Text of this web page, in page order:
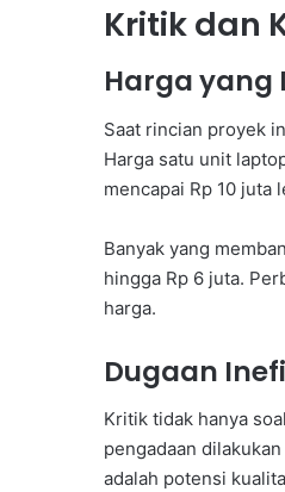
Kritik dan
Harga yang
Saat rincian proyek
Harga satu unit
mencapai Rp 10
Banyak yang
hingga Rp 6 juta.
harga.
Dugaan
Kritik tidak hanya
pengadaan
adalah potensi